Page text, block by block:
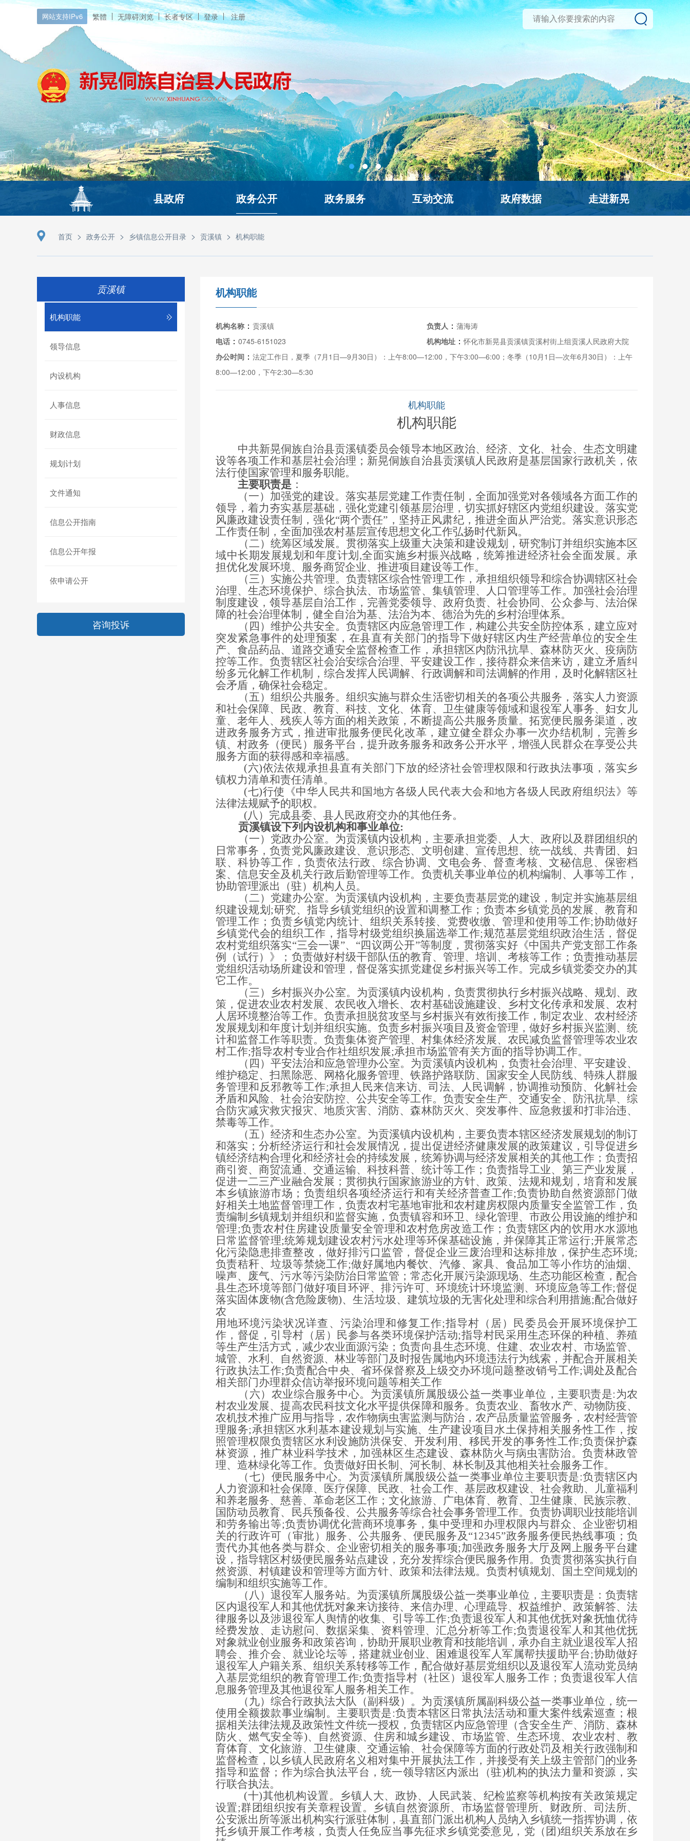
网站支持IPv6 繁體 无障碍浏览 长者专区 登录 注册
县政府 政务公开 政务服务 互动交流 政府数据 走进新晃
首页 > 政务公开 > 乡镇信息公开目录 > 贡溪镇 > 机构职能
贡溪镇
机构职能
领导信息
内设机构
人事信息
财政信息
规划计划
文件通知
信息公开指南
信息公开年报
依申请公开
咨询投诉
机构职能
机构名称 ： 贡溪镇 负责人 ： 蒲海涛
电话 ： 0745-6151023 机构地址 ：怀化市新晃县贡溪镇贡溪村街上组贡溪人民政府大院
办公时间 ： 法定工作日，夏季（7月1日—9月30日）：上午8:00—12:00，下午3:00—6:00；冬季（10月1日—次年6月30日）：上午
8:00—12:00，下午2:30—5:30
机构职能
机构职能
中共新晃侗族自治县贡溪镇委员会领导本地区政治、经济、文化、社会、生态文明建
设等各项工作和基层社会治理；新晃侗族自治县贡溪镇人民政府是基层国家行政机关，依
法行使国家管理和服务职能。
主要职责是 ：
（一）加强党的建设。落实基层党建工作责任制，全面加强党对各领域各方面工作的
领导，着力夯实基层基础，强化党建引领基层治理，切实抓好辖区内党组织建设。落实党
风廉政建设责任制，强化“两个责任”，坚持正风肃纪，推进全面从严治党。落实意识形态
工作责任制，全面加强农村基层宣传思想文化工作弘扬时代新风。
（二）统筹区域发展。贯彻落实上级重大决策和建设规划，研究制订并组织实施本区
域中长期发展规划和年度计划,全面实施乡村振兴战略，统筹推进经济社会全面发展。承
担优化发展环境、服务商贸企业、推进项目建设等工作。
（三）实施公共管理。负责辖区综合性管理工作，承担组织领导和综合协调辖区社会
治理、生态环境保护、综合执法、市场监管、集镇管理、人口管理等工作。加强社会治理
制度建设，领导基层自治工作，完善党委领导、政府负责、社会协同、公众参与、法治保
障的社会治理体制，健全自治为基、法治为本、德治为先的乡村治理体系。
（四）维护公共安全。负责辖区内应急管理工作，构建公共安全防控体系，建立应对
突发紧急事件的处理预案，在县直有关部门的指导下做好辖区内生产经营单位的安全生
产、食品药品、道路交通安全监督检查工作，承担辖区内防汛抗旱、森林防灭火、疫病防
控等工作。负责辖区社会治安综合治理、平安建设工作，接待群众来信来访，建立矛盾纠
纷多元化解工作机制，综合发挥人民调解、行政调解和司法调解的作用，及时化解辖区社
会矛盾，确保社会稳定。
（五）组织公共服务。组织实施与群众生活密切相关的各项公共服务，落实人力资源
和社会保障、民政、教育、科技、文化、体育、卫生健康等领域和退役军人事务、妇女儿
童、老年人、残疾人等方面的相关政策，不断提高公共服务质量。拓宽便民服务渠道，改
进政务服务方式，推进审批服务便民化改革，建立健全群众办事一次办结机制，完善乡
镇、村政务（便民）服务平台，提升政务服务和政务公开水平，增强人民群众在享受公共
服务方面的获得感和幸福感。
(六)依法依规承担县直有关部门下放的经济社会管理权限和行政执法事项，落实乡
镇权力清单和责任清单。
(七)行使《中华人民共和国地方各级人民代表大会和地方各级人民政府组织法》等
法律法规赋予的职权。
(八）完成县委、县人民政府交办的其他任务。
贡溪镇设下列内设机构和事业单位:
（一）党政办公室。为贡溪镇内设机构，主要承担党委、人大、政府以及群团组织的
日常事务，负责党风廉政建设、意识形态、文明创建、宣传思想、统一战线、共青团、妇
联、科协等工作，负责依法行政、综合协调、文电会务、督查考核、文秘信息、保密档
案、信息安全及机关行政后勤管理等工作。负责机关事业单位的机构编制、人事等工作，
协助管理派出（驻）机构人员。
（二）党建办公室。为贡溪镇内设机构，主要负责基层党的建设，制定并实施基层组
织建设规划;研究、指导乡镇党组织的设置和调整工作；负责本乡镇党员的发展、教育和
管理工作；负责乡镇党内统计、组织关系转接、党费收缴、管理和使用等工作;协助做好
乡镇党代会的组织工作，指导村级党组织换届选举工作;规范基层党组织政治生活，督促
农村党组织落实“三会一课”、“四议两公开”等制度，贯彻落实好《中国共产党支部工作条
例（试行）》；负责做好村级干部队伍的教育、管理、培训、考核等工作；负责推动基层
党组织活动场所建设和管理，督促落实抓党建促乡村振兴等工作。完成乡镇党委交办的其
它工作。
（三）乡村振兴办公室。为贡溪镇内设机构，负责贯彻执行乡村振兴战略、规划、政
策，促进农业农村发展、农民收入增长、农村基础设施建设、乡村文化传承和发展、农村
人居环境整治等工作。负责承担脱贫攻坚与乡村振兴有效衔接工作，制定农业、农村经济
发展规划和年度计划并组织实施。负责乡村振兴项目及资金管理，做好乡村振兴监测、统
计和监督工作等职责。负责集体资产管理、村集体经济发展、农民减负监督管理等农业农
村工作;指导农村专业合作社组织发展;承担市场监管有关方面的指导协调工作。
（四）平安法治和应急管理办公室。为贡溪镇内设机构，负责社会治理、平安建设、
维护稳定、扫黑除恶、网格化服务管理、铁路护路联防、国家安全人民防线、特殊人群服
务管理和反邪教等工作;承担人民来信来访、司法、人民调解，协调推动预防、化解社会
矛盾和风险、社会治安防控、公共安全等工作。负责安全生产、交通安全、防汛抗旱、综
合防灾减灾救灾报灾、地质灾害、消防、森林防灭火、突发事件、应急救援和打非治违、
禁毒等工作。
（五）经济和生态办公室。为贡溪镇内设机构，主要负责本辖区经济发展规划的制订
和落实；分析经济运行和社会发展情况，提出促进经济健康发展的政策建议，引导促进乡
镇经济结构合理化和经济社会的持续发展，统筹协调与经济发展相关的其他工作；负责招
商引资、商贸流通、交通运输、科技科普、统计等工作；负责指导工业、第三产业发展，
促进一二三产业融合发展；贯彻执行国家旅游业的方针、政策、法规和规划，培育和发展
本乡镇旅游市场；负责组织各项经济运行和有关经济普查工作;负责协助自然资源部门做
好相关土地监督管理工作，负责农村宅基地审批和农村建房权限内质量安全监管工作，负
责编制乡镇规划并组织和监督实施，负责镇容和环卫、绿化管理、市政公用设施的维护和
管理;负责农村住房建设质量安全管理和农村危房改造工作；负责辖区内的饮用水水源地
日常监督管理;统筹规划建设农村污水处理等环保基础设施，并保障其正常运行;开展常态
化污染隐患排查整改，做好排污口监管，督促企业三废治理和达标排放，保护生态环境;
负责秸秆、垃圾等禁烧工作;做好属地内餐饮、汽修、家具、食品加工等小作坊的油烟、
噪声、废气、污水等污染防治日常监管；常态化开展污染源现场、生态功能区检查，配合
县生态环境等部门做好项目环评、排污许可、环境统计环境监测、环境应急等工作;督促
落实固体废物(含危险废物)、生活垃圾、建筑垃圾的无害化处理和综合利用措施;配合做好
农
用地环境污染状况详查、污染治理和修复工作;指导村（居）民委员会开展环境保护工
作，督促，引导村（居）民参与各类环境保护活动;指导村民采用生态环保的种植、养殖
等生产生活方式，减少农业面源污染；负责向县生态环境、住建、农业农村、市场监管、
城管、水利、自然资源、林业等部门及时报告属地内环境违法行为线索，并配合开展相关
行政执法工作;负责配合中央、省环保督察及上级交办环境问题整改销号工作;调处及配合
相关部门办理群众信访举报环境问题等相关工作
（六）农业综合服务中心。为贡溪镇所属股级公益一类事业单位，主要职责是:为农
村农业发展、提高农民科技文化水平提供保障和服务。负责农业、畜牧水产、动物防疫、
农机技术推广应用与指导，农作物病虫害监测与防治，农产品质量监管服务，农村经营管
理服务;承担辖区水利基本建设规划与实施、生产建设项目水土保持相关服务性工作，按
照管理权限负责辖区水利设施防洪保安、开发利用、移民开发的事务性工作;负责保护森
林资源，推广林业科学技术，加强林区生态建设、森林防火与病虫害防治。负责林政管
理、造林绿化等工作。负责做好田长制、河长制、林长制及其他相关社会服务工作。
（七）便民服务中心。为贡溪镇所属股级公益一类事业单位主要职责是:负责辖区内
人力资源和社会保障、医疗保障、民政、社会工作、基层政权建设、社会救助、儿童福利
和养老服务、慈善、革命老区工作；文化旅游、广电体育、教育、卫生健康、民族宗教、
国防动员教育、民兵预备役、公共服务等综合社会事务管理工作。负责协调职业技能培训
和劳务输出等;负责协调优化营商环境事务，集中受理和办理权限内与群众、企业密切相
关的行政许可（审批）服务、公共服务、便民服务及“12345”政务服务便民热线事项；负
责代办其他各类与群众、企业密切相关的服务事项;加强政务服务大厅及网上服务平台建
设，指导辖区村级便民服务站点建设，充分发挥综合便民服务作用。负责贯彻落实执行自
然资源、村镇建设和管理等方面方针、政策和法律法规。负责村镇规划、国土空间规划的
编制和组织实施等工作。
（八）退役军人服务站。为贡溪镇所属股级公益一类事业单位，主要职责是：负责辖
区内退役军人和其他优抚对象来访接待、来信办理、心理疏导、权益维护、政策解答、法
律服务以及涉退役军人舆情的收集、引导等工作;负责退役军人和其他优抚对象抚恤优待
经费发放、走访慰问、数据采集、资料管理、汇总分析等工作;负责退役军人和其他优抚
对象就业创业服务和政策咨询，协助开展职业教育和技能培训，承办自主就业退役军人招
聘会、推介会、就业论坛等，搭建就业创业、困难退役军人军属帮扶援助平台;协助做好
退役军人户籍关系、组织关系转移等工作，配合做好基层党组织以及退役军人流动党员纳
入基层党组织的教育管理工作;负责指导村（社区）退役军人服务工作；负责退役军人信
息服务管理及其他退役军人服务相关工作。
（九）综合行政执法大队（副科级）。为贡溪镇所属副科级公益一类事业单位，统一
使用全额拨款事业编制。主要职责是:负责本辖区日常执法活动和重大案件线索巡查；根
据相关法律法规及政策性文件统一授权，负责辖区内应急管理（含安全生产、消防、森林
防火、燃气安全等)、自然资源、住房和城乡建设、市场监管、生态环境、农业农村、教
育体育、文化旅游、卫生健康、交通运输、社会保障等方面的行政处罚及相关行政强制和
监督检查，以乡镇人民政府名义相对集中开展执法工作，并接受有关上级主管部门的业务
指导和监督；作为综合执法平台，统一领导辖区内派出（驻)机构的执法力量和资源，实
行联合执法。
(十)其他机构设置。乡镇人大、政协、人民武装、纪检监察等机构按有关政策规定
设置;群团组织按有关章程设置。乡镇自然资源所、市场监督管理所、财政所、司法所、
公安派出所等派出机构实行派驻体制，县直部门派出机构人员纳入乡镇统一指挥协调，依
托乡镇开展工作考核，负责人任免应当事先征求乡镇党委意见，党（团)组织关系放在乡